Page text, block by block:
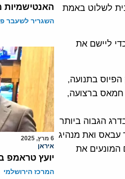
לשלוט באמת
ליישם את
בתנועה,
חמאס ברצועה,
הגבוה ביותר
עבאס ואת מנהיג
המונעים את
האנטישמיות
השגריר לשעבר
6 מרץ, 2025
איראן
יועץ טראמפ
המרכז הירושלמי